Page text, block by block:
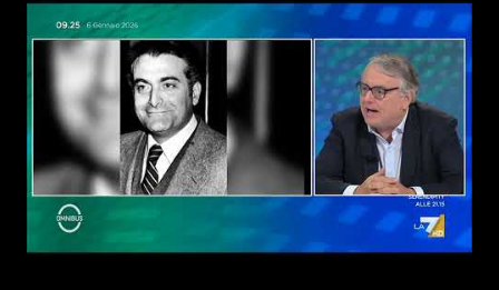
INTERVENTI PUBBLICI DI ANTONIO BARBUTO
PRESIDENTE OF CIAORINO!CLUB PERUGIA | ITALIA
WWW.CIAORINO.ORG Buon Ascolto Umbria elezione
consiglio regionale 31 maggio 2015 - intervento del
Candidato Antonio BARBUTO Giornata Mondiale contro la
Fame nel Mondo ,il presidente Antonio BARBUTO
interviene in un Liceo di Perugia Intervento a Palazzo dei
Priori in Perugia del Presidente Antonio BARBUTO nella